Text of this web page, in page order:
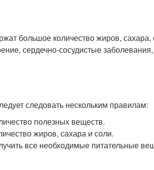
большое количество жиров, сахара,
сердечно-сосудистые заболевания,
следовать нескольким правилам:
полезных веществ.
жиров, сахара и соли.
все необходимые питательные